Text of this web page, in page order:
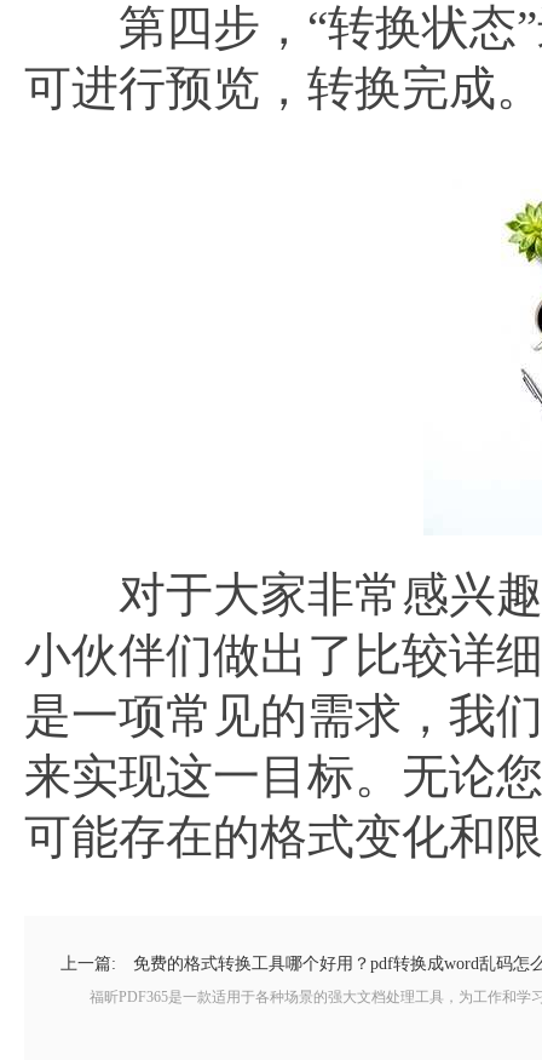
第四步，“转换状态”
可进行预览，转换完成。
对于大家非常感兴趣
小伙伴们做出了比较详
是一项常见的需求，我
来实现这一目标。无论
可能存在的格式变化和
上一篇: 免费的格式转换工具哪个好用？pdf转换成word乱码怎
福昕PDF365是一款适用于各种场景的强大文档处理工具，为工作和学